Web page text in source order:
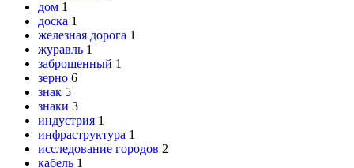
дом 1
доска 1
железная дорога 1
журавль 1
заброшенный 1
зерно 6
знак 5
знаки 3
индустрия 1
инфраструктура 1
исследование городов 2
кабель 1